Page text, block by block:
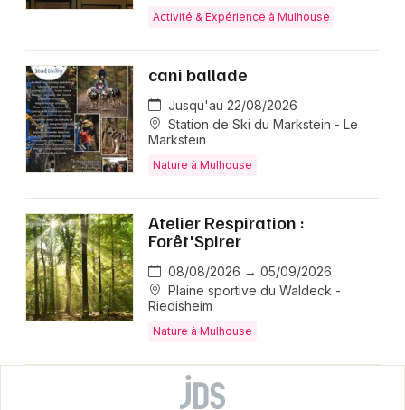
Activité & Expérience à Mulhouse
cani ballade
Jusqu'au 22/08/2026
Station de Ski du Markstein - Le
Markstein
Nature à Mulhouse
Atelier Respiration :
Forêt'Spirer
08/08/2026 → 05/09/2026
Plaine sportive du Waldeck -
Riedisheim
Nature à Mulhouse